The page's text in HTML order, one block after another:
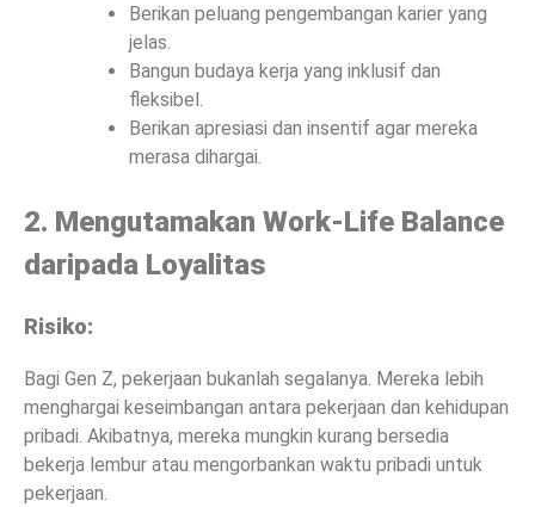
Berikan peluang pengembangan karier yang
jelas.
Bangun budaya kerja yang inklusif dan
fleksibel.
Berikan apresiasi dan insentif agar mereka
merasa dihargai.
2. Mengutamakan Work-Life Balance
daripada Loyalitas
Risiko:
Bagi Gen Z, pekerjaan bukanlah segalanya. Mereka lebih
menghargai keseimbangan antara pekerjaan dan kehidupan
pribadi. Akibatnya, mereka mungkin kurang bersedia
bekerja lembur atau mengorbankan waktu pribadi untuk
pekerjaan.